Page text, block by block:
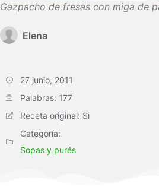
Gazpacho de fresas con miga de
Elena
27 junio, 2011
Palabras: 177
Receta original: Si
Categoría:
Sopas y purés